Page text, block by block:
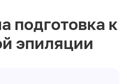
подготовка к
эпиляции